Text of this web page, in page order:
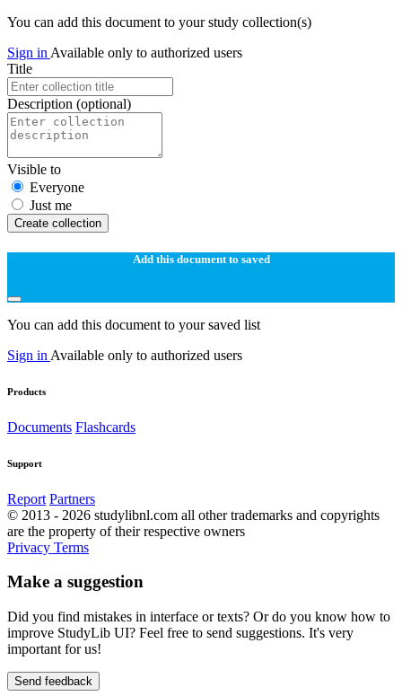
You can add this document to your study collection(s)
Sign in Available only to authorized users
Title
Description (optional)
Visible to
Everyone
Just me
Create collection
Add this document to saved
You can add this document to your saved list
Sign in Available only to authorized users
Products
Documents Flashcards
Support
Report Partners
© 2013 - 2026 studylibnl.com all other trademarks and copyrights
are the property of their respective owners
Privacy Terms
Make a suggestion
Did you find mistakes in interface or texts? Or do you know how to
improve StudyLib UI? Feel free to send suggestions. It's very
important for us!
Send feedback